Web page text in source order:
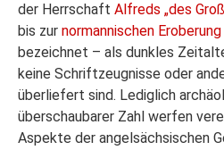
der Herrschaft Alfreds „des
bis zur normannischen
bezeichnet – als dunkles
keine Schriftzeugnisse oder
überliefert sind. Lediglich
überschaubarer Zahl werfen
Aspekte der angelsächsischen